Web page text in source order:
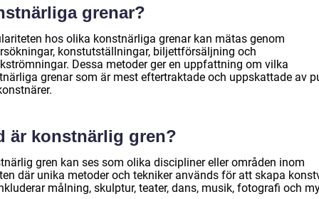
grenar?
hos olika konstnärliga grenar kan mätas genom
konstutställningar, biljettförsäljning och
Dessa metoder ger en uppfattning om vilka
grenar som är mest eftertraktade och uppskattade av
är konstnärlig gren?
gren kan ses som olika discipliner eller områden inom
där unika metoder och tekniker används för att skapa
målning, skulptur, teater, dans, musik, fotografi och